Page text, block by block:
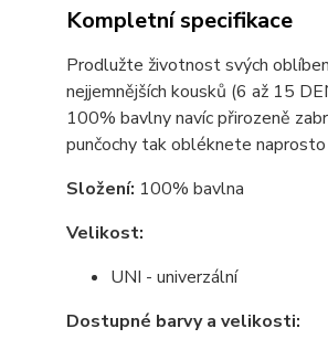
Kompletní specifikace
Prodlužte životnost svých
nejjemnějších kousků (6 až 15
100% bavlny navíc přirozeně
punčochy tak obléknete
Složení: 100% bavlna
Velikost:
UNI - univerzální
Dostupné barvy a velikosti: